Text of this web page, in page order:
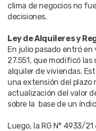
clima de negocios no
decisiones.
Ley de Alquileres y
En julio pasado entró en
27.551, que modificó
alquiler de viviendas.
una extensión del plazo
actualización del valor
sobre la base de un
Luego, la RG N° 4933/